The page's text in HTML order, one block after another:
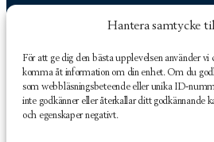
Hantera samtycke
För att ge dig den bästa upplevelsen använder vi
komma åt information om din enhet. Om du
som webbläsningsbeteende eller unika ID-
inte godkänner eller återkallar ditt godkännande
och egenskaper negativt.
Göteborgs Golf Klubb
Golfbanevägen 17
436 50 Hovås, Sverige